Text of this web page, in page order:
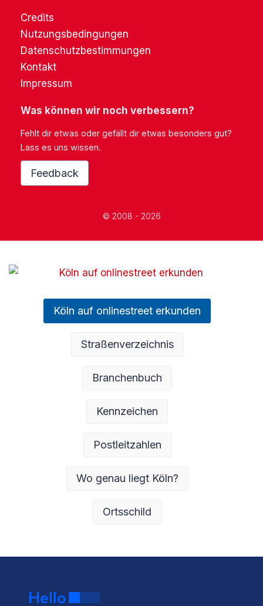
Credits
Nutzungsbedingungen
Datenschutzbestimmungen
Kontakt
Impressum
Was können wir noch verbessern?
Fehlt dir etwas oder gefällt dir etwas besonders gut?
Lass es uns wissen.
Feedback
© 2008 - 2026
Köln auf onlinestreet erkunden
Straßenverzeichnis
Branchenbuch
Kennzeichen
Postleitzahlen
Wo genau liegt Köln?
Ortsschild